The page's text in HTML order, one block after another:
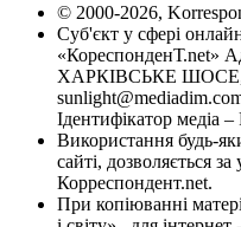
© 2000-2026,
Суб'єкт у сфері
«КореспонденТ.net»
ХАРКІВСЬКЕ ШОСЕ,
Ідентифікатор медіа
Використання будь-
сайті, дозволяється
Корреспондент.net.
При копіюванні